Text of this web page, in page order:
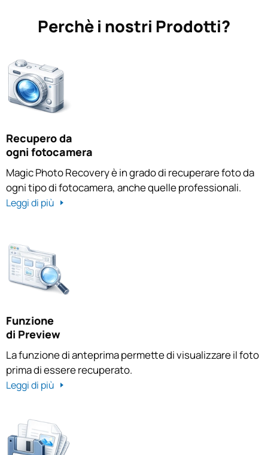
Perchè i nostri Prodotti?
Recupero da
ogni fotocamera
Magic Photo Recovery è in grado di recuperare foto da
ogni tipo di fotocamera, anche quelle professionali.
Leggi di più
Funzione
di Preview
La funzione di anteprima permette di visualizzare il foto
prima di essere recuperato.
Leggi di più